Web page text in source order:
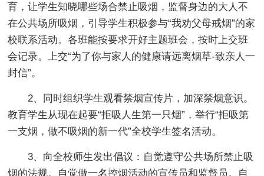
育，让学生知晓哪些场合禁止吸烟，监督身边的大人不
在公共场所吸烟，引导学生积极参与“我劝父母戒烟”的家
校联系活动。各班能按要求开好主题班会，按时上交班
会记录。上交“为了你与家人的健康请远离烟草-致亲人一
封信”。
2、同时组织学生观看禁烟宣传片，加深禁烟意识。
教育学生从现在起要“拒吸人生第一只烟”，举行“拒吸第
一支烟，做不吸烟的新一代”全校学生签名活动。
3、向全校师生发出倡议：自觉遵守公共场所禁止吸
烟的法规。自觉做一名控烟活动的宣传员和监督员。自